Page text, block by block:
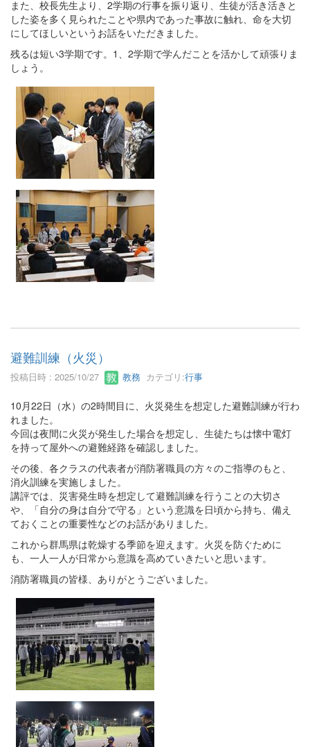
また、校長先生より、2学期の行事を振り返り、生徒が活き活きと
した姿を多く見られたことや県内であった事故に触れ、命を大切
にしてほしいというお話をいただきました。
残るは短い3学期です。1、2学期で学んだことを活かして頑張りま
しょう。
避難訓練（火災）
投稿日時 : 2025/10/27 教務 カテゴリ:行事
10月22日（水）の2時間目に、火災発生を想定した避難訓練が行わ
れました。
今回は夜間に火災が発生した場合を想定し、生徒たちは懐中電灯
を持って屋外への避難経路を確認しました。
その後、各クラスの代表者が消防署職員の方々のご指導のもと、
消火訓練を実施しました。
講評では、災害発生時を想定して避難訓練を行うことの大切さ
や、「自分の身は自分で守る」という意識を日頃から持ち、備え
ておくことの重要性などのお話がありました。
これから群馬県は乾燥する季節を迎えます。火災を防ぐために
も、一人一人が日常から意識を高めていきたいと思います。
消防署職員の皆様、ありがとうございました。